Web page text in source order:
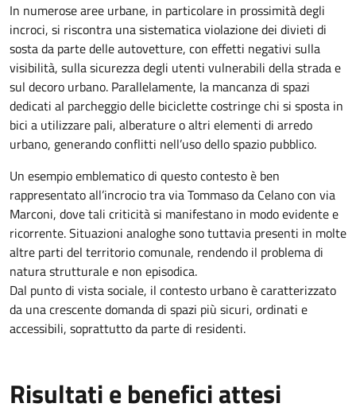
In numerose aree urbane, in particolare in prossimità degli
incroci, si riscontra una sistematica violazione dei divieti di
sosta da parte delle autovetture, con effetti negativi sulla
visibilità, sulla sicurezza degli utenti vulnerabili della strada e
sul decoro urbano. Parallelamente, la mancanza di spazi
dedicati al parcheggio delle biciclette costringe chi si sposta in
bici a utilizzare pali, alberature o altri elementi di arredo
urbano, generando conflitti nell’uso dello spazio pubblico.
Un esempio emblematico di questo contesto è ben
rappresentato all’incrocio tra via Tommaso da Celano con via
Marconi, dove tali criticità si manifestano in modo evidente e
ricorrente. Situazioni analoghe sono tuttavia presenti in molte
altre parti del territorio comunale, rendendo il problema di
natura strutturale e non episodica.
Dal punto di vista sociale, il contesto urbano è caratterizzato
da una crescente domanda di spazi più sicuri, ordinati e
accessibili, soprattutto da parte di residenti.
Risultati e benefici attesi